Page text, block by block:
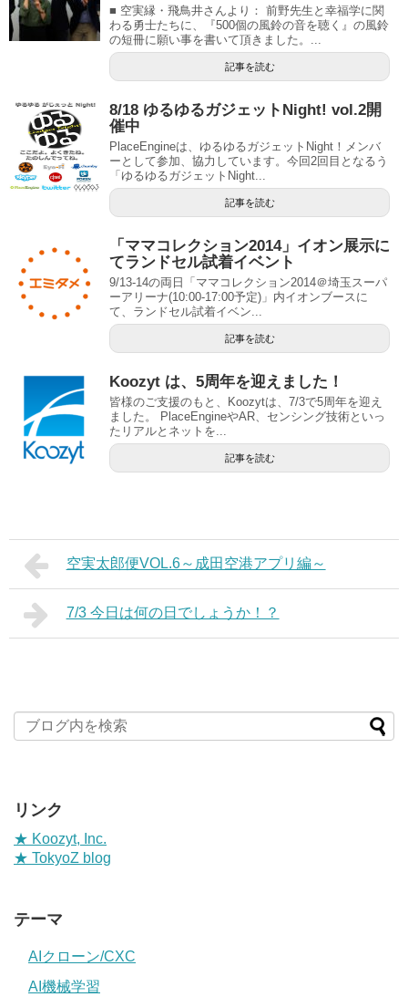
■ 空実縁・飛鳥井さんより： 前野先生と幸福学に関
わる勇士たちに、『500個の風鈴の音を聴く』の風鈴
の短冊に願い事を書いて頂きました。...
記事を読む
8/18 ゆるゆるガジェットNight! vol.2開
催中
PlaceEngineは、ゆるゆるガジェットNight！メンバ
ーとして参加、協力しています。今回2回目となるう
「ゆるゆるガジェットNight...
記事を読む
「ママコレクション2014」イオン展示に
てランドセル試着イベント
9/13-14の両日「ママコレクション2014＠埼玉スーパ
ーアリーナ(10:00-17:00予定)」内イオンブースに
て、ランドセル試着イベン...
記事を読む
Koozyt は、5周年を迎えました！
皆様のご支援のもと、Koozytは、7/3で5周年を迎え
ました。 PlaceEngineやAR、センシング技術といっ
たリアルとネットを...
記事を読む
空実太郎便VOL.6～成田空港アプリ編～
7/3 今日は何の日でしょうか！？
リンク
★ Koozyt, Inc.
★ TokyoZ blog
テーマ
AIクローン/CXC
AI機械学習